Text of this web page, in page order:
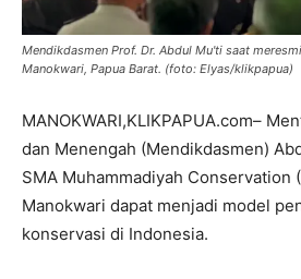
Mendikdasmen Prof. Dr. Abdul Mu'ti saat
Manokwari, Papua Barat. (foto: Elyas/klikpapua)
MANOKWARI,KLIKPAPUA.com–
dan Menengah (Mendikdasmen)
SMA Muhammadiyah Conservation
Manokwari dapat menjadi model
konservasi di Indonesia.